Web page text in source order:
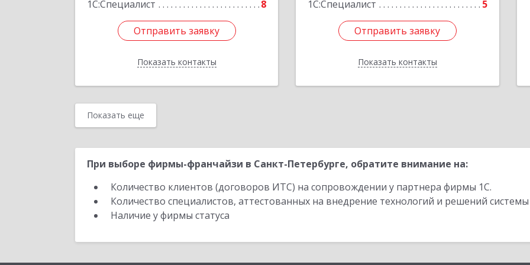
1С:Специалист
8
Отправить заявку
Показать контакты
Отправить заявку
Назад
1С:Специалист
5
Отправить заявку
Показать контакты
Отправить заявку
Назад
Показать еще
При выборе фирмы-франчайзи в Санкт-Петербурге, обратите внимание на:
Количество клиентов (договоров ИТС) на сопровождении у партнера фирмы 1С.
Количество специалистов, аттестованных на внедрение технологий и решений
Наличие у фирмы статуса